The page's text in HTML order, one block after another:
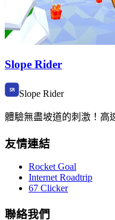
Slope Rider
Slope Rider
體驗無盡坡道的刺激！高
友情連結
Rocket Goal
Internet Roadtrip
67 Clicker
聯絡我們